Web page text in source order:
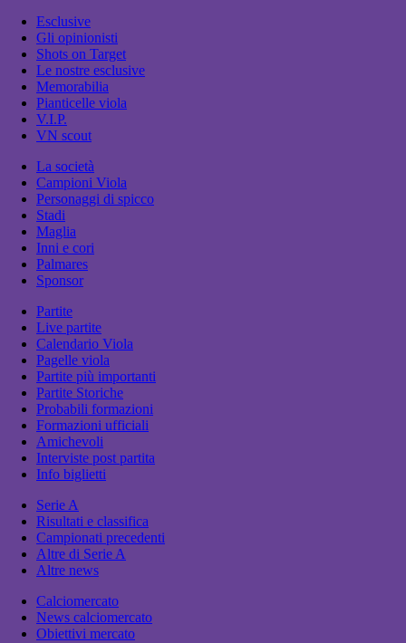
Esclusive
Gli opinionisti
Shots on Target
Le nostre esclusive
Memorabilia
Pianticelle viola
V.I.P.
VN scout
La società
Campioni Viola
Personaggi di spicco
Stadi
Maglia
Inni e cori
Palmares
Sponsor
Partite
Live partite
Calendario Viola
Pagelle viola
Partite più importanti
Partite Storiche
Probabili formazioni
Formazioni ufficiali
Amichevoli
Interviste post partita
Info biglietti
Serie A
Risultati e classifica
Campionati precedenti
Altre di Serie A
Altre news
Calciomercato
News calciomercato
Obiettivi mercato